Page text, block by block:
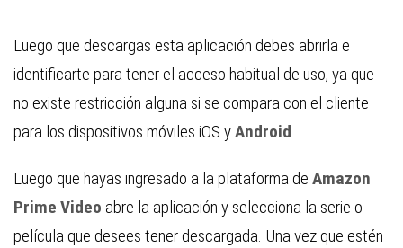
Luego que descargas esta aplicación debes abrirla e
identificarte para tener el acceso habitual de uso, ya que
no existe restricción alguna si se compara con el cliente
para los dispositivos móviles iOS yAndroid.
Luego que hayas ingresado a la plataforma de Amazon
Prime Video abre la aplicación y selecciona la serie o
película que desees tener descargada. Una vez que estén